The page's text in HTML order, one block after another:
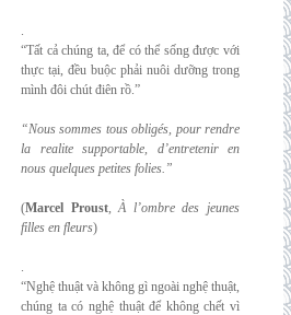
.
“Tất cả chúng ta, để có thể sống được với
thực tại, đều buộc phải nuôi dưỡng trong
mình đôi chút điên rồ.”
“Nous sommes tous obligés, pour rendre
la realite supportable, d’entretenir en
nous quelques petites folies.”
(Marcel Proust,À l’ombre des jeunes
filles en fleurs)
.
“Nghệ thuật và không gì ngoài nghệ thuật,
chúng ta có nghệ thuật để không chết vì